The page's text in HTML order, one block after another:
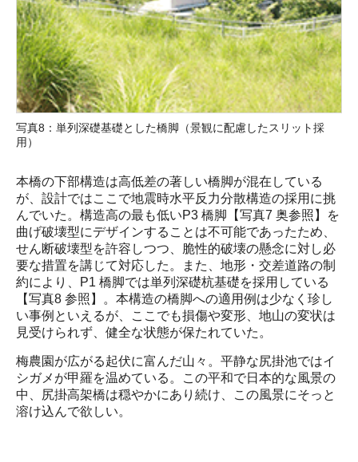
写真8：単列深礎基礎とした橋脚（景観に配慮したスリット採
用）
本橋の下部構造は高低差の著しい橋脚が混在している
が、設計ではここで地震時水平反力分散構造の採用に挑
んでいた。構造高の最も低いP3 橋脚【写真7 奥参照】を
曲げ破壊型にデザインすることは不可能であったため、
せん断破壊型を許容しつつ、脆性的破壊の懸念に対し必
要な措置を講じて対応した。また、地形・交差道路の制
約により、P1 橋脚では単列深礎杭基礎を採用している
【写真8 参照】。本構造の橋脚への適用例は少なく珍し
い事例といえるが、ここでも損傷や変形、地山の変状は
見受けられず、健全な状態が保たれていた。
梅農園が広がる起伏に富んだ山々。平静な尻掛池ではイ
シガメが甲羅を温めている。この平和で日本的な風景の
中、尻掛高架橋は穏やかにあり続け、この風景にそっと
溶け込んで欲しい。